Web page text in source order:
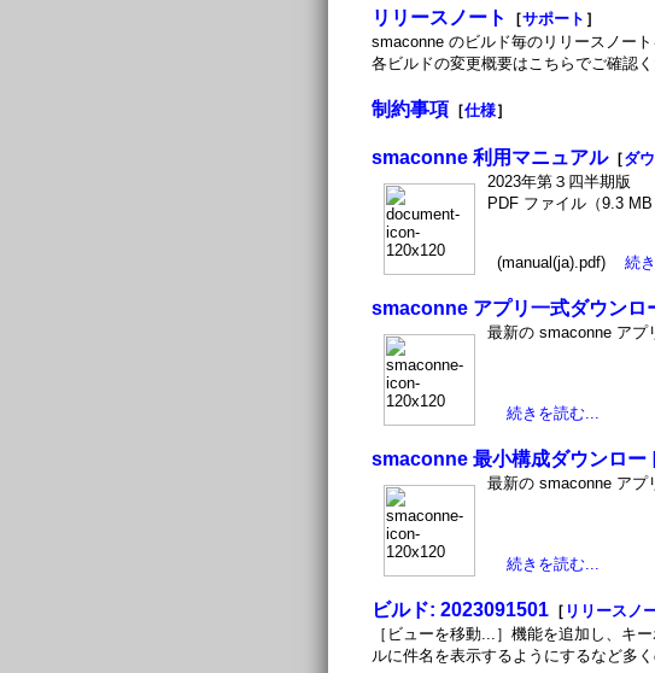
リリースノート
［サポート ］
smaconne のビルド毎のリリースノート
各ビルドの変更概要はこちらでご確認
制約事項 ［仕様］
smaconne 利用マニュアル［ダ
2023年第３四半期版
PDF ファイル（9.3 MB
(manual(ja).pdf) 続
smaconne アプリ一式ダウンロ
最新の smaconne アプ
続きを読む...
smaconne 最小構成ダウンロー
最新の smaconne アプ
続きを読む...
ビルド: 2023091501 ［ リリースノ
［ビューを移動...］機能を追加し、キ
ルに件名を表示するようにするなど多